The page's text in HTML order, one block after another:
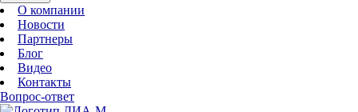
О компании
Новости
Партнеры
Блог
Видео
Контакты
Вопрос-ответ